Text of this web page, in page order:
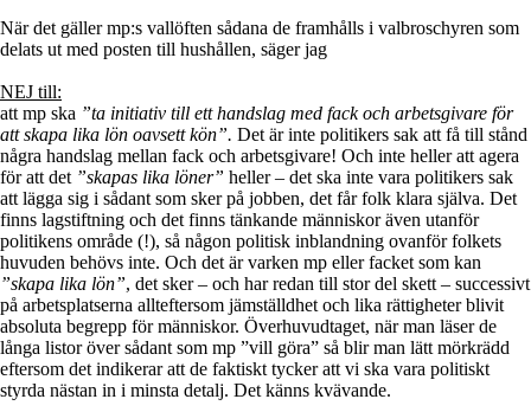
När det gäller mp:s vallöften sådana de framhålls i valbroschyren som
delats ut med posten till hushållen, säger jag
NEJ till:
att mp ska ”ta initiativ till ett handslag med fack och arbetsgivare för
att skapa lika lön oavsett kön”. Det är inte politikers sak att få till stånd
några handslag mellan fack och arbetsgivare! Och inte heller att agera
för att det ”skapas lika löner” heller – det ska inte vara politikers sak
att lägga sig i sådant som sker på jobben, det får folk klara själva. Det
finns lagstiftning och det finns tänkande människor även utanför
politikens område (!), så någon politisk inblandning ovanför folkets
huvuden behövs inte. Och det är varken mp eller facket som kan
”skapa lika lön”, det sker – och har redan till stor del skett – successivt
på arbetsplatserna allteftersom jämställdhet och lika rättigheter blivit
absoluta begrepp för människor. Överhuvudtaget, när man läser de
långa listor över sådant som mp ”vill göra” så blir man lätt mörkrädd
eftersom det indikerar att de faktiskt tycker att vi ska vara politiskt
styrda nästan in i minsta detalj. Det känns kvävande.